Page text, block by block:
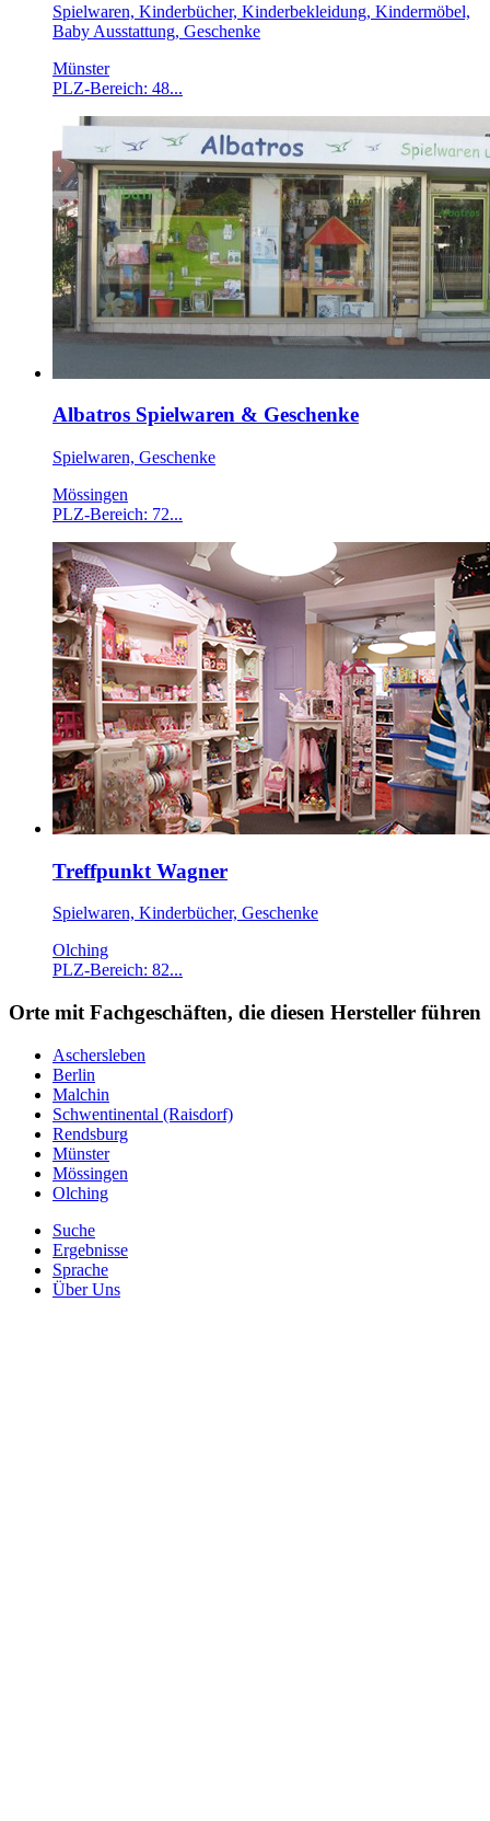
Spielwaren, Kinderbücher, Kinderbekleidung, Kindermöbel,
Baby Ausstattung, Geschenke
Münster
PLZ-Bereich: 48...
Albatros Spielwaren & Geschenke
Spielwaren, Geschenke
Mössingen
PLZ-Bereich: 72...
Treffpunkt Wagner
Spielwaren, Kinderbücher, Geschenke
Olching
PLZ-Bereich: 82...
Orte mit Fachgeschäften, die diesen Hersteller führen
Aschersleben
Berlin
Malchin
Schwentinental (Raisdorf)
Rendsburg
Münster
Mössingen
Olching
Suche
Ergebnisse
Sprache
Über Uns